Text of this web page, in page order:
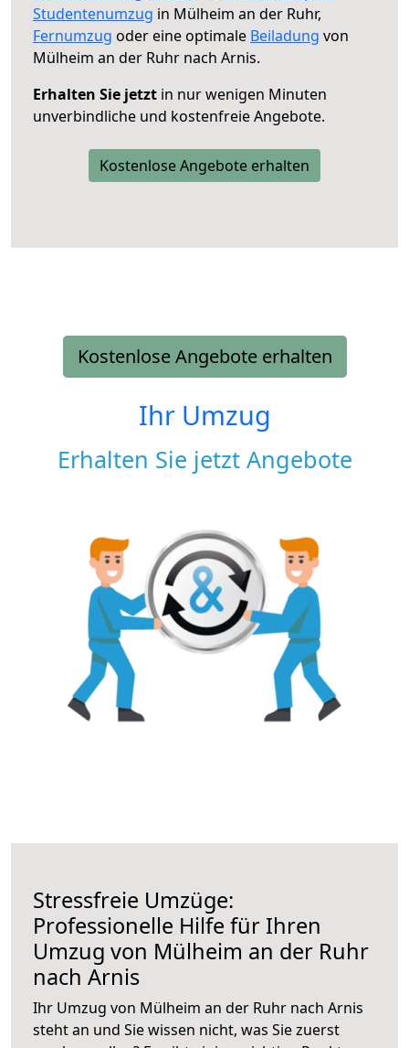
Studentenumzug in Mülheim an der Ruhr,
Fernumzug oder eine optimale Beiladung von
Mülheim an der Ruhr nach Arnis.
Erhalten Sie jetzt in nur wenigen Minuten
unverbindliche und kostenfreie Angebote.
Kostenlose Angebote erhalten
Kostenlose Angebote erhalten
Ihr Umzug
Erhalten Sie jetzt Angebote
Stressfreie Umzüge:
Professionelle Hilfe für Ihren
Umzug von Mülheim an der Ruhr
nach Arnis
Ihr Umzug von Mülheim an der Ruhr nach Arnis
steht an und Sie wissen nicht, was Sie zuerst